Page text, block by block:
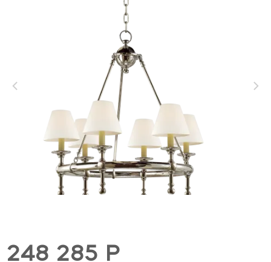
248 285 Р